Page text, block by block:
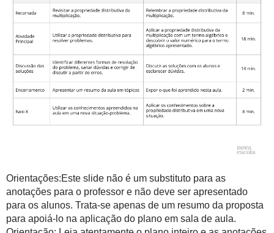
Orientações:Este slide não é um substituto para as
anotações para o professor e não deve ser apresentado
para os alunos. Trata-se apenas de um resumo da proposta
para apoiá-lo na aplicação do plano em sala de aula.